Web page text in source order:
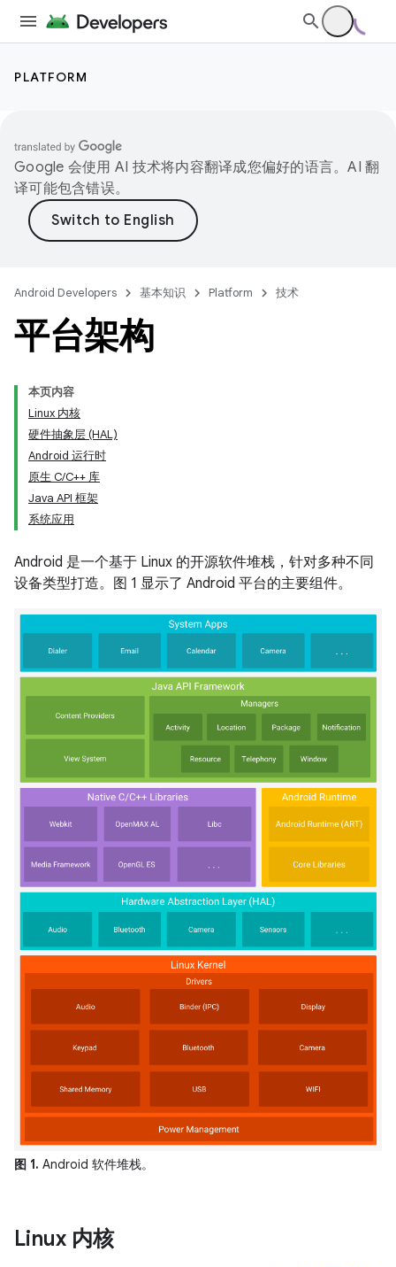
PLATFORM
Google 会使用 AI 技术将内容翻译成您偏好的语言。AI 翻
译可能包含错误。
Android Developers 基本知识 Platform 技术
平台架构
本页内容
Linux 内核
硬件抽象层 (HAL)
Android 运行时
原生 C/C++ 库
Java API 框架
系统应用
Android 是一个基于 Linux 的开源软件堆栈，针对多种不同
设备类型打造。图 1 显示了 Android 平台的主要组件。
图 1. Android 软件堆栈。
Linux 内核